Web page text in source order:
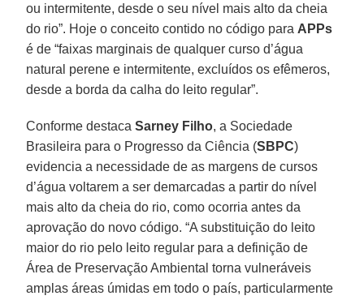
ou intermitente, desde o seu nível mais alto da cheia
do rio”. Hoje o conceito contido no código para APPs
é de “faixas marginais de qualquer curso d’água
natural perene e intermitente, excluídos os efêmeros,
desde a borda da calha do leito regular”.
Conforme destacaSarney Filho, a Sociedade
Brasileira para o Progresso da Ciência (SBPC)
evidencia a necessidade de as margens de cursos
d’água voltarem a ser demarcadas a partir do nível
mais alto da cheia do rio, como ocorria antes da
aprovação do novo código. “A substituição do leito
maior do rio pelo leito regular para a definição de
Área de Preservação Ambiental torna vulneráveis
amplas áreas úmidas em todo o país, particularmente